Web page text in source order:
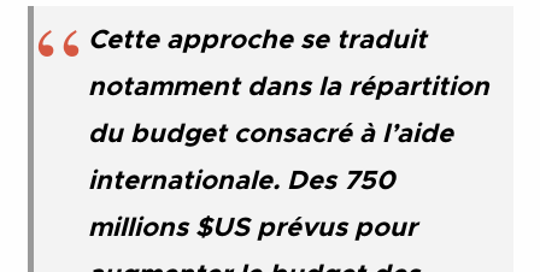
Cette approche se traduit
notamment dans la répartition
du budget consacré à l’aide
internationale. Des 750
millions $US prévus pour